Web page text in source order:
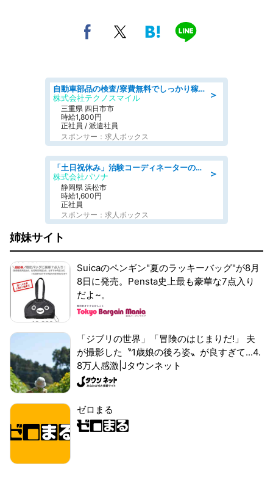
＞
自動車部品の検査/寮費無料でしっかり稼げる denso aichi
株式会社テクノスマイル
三重県 四日市市
時給1,800円
正社員 / 派遣社員
スポンサー：求人ボックス
＞
「土日祝休み」治験コーディネーターのお仕事/未経験OK
株式会社パソナ
静岡県 浜松市
時給1,600円
正社員
スポンサー：求人ボックス
姉妹サイト
Suicaのペンギン"夏のラッキーバッグ"が8月
8日に発売。Pensta史上最も豪華な7点入り
だよ~。
「ジブリの世界」「冒険のはじまりだ!」 夫
が撮影した〝1歳娘の後ろ姿〟が良すぎて...4.
8万人感激|Jタウンネット
ゼロまる